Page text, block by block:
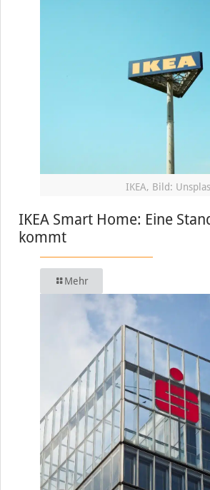
IKEA, Bild:
IKEA Smart Home: Eine
kommt
Mehr